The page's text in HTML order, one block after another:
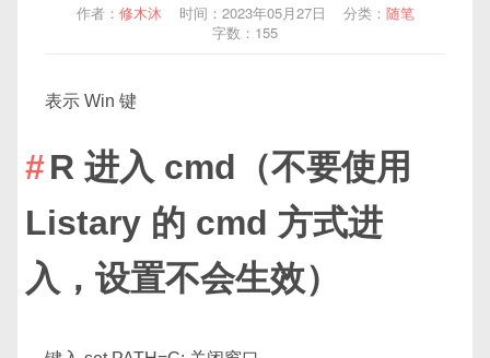
作者： 修木沐 时间：2023年05月27日 分类： 随笔
字数：155
表示 Win 键
R 进入 cmd（不要使用
Listary 的 cmd 方式进
入，设置不会生效）